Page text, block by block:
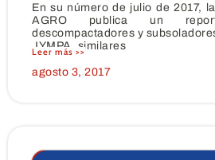
En su número de julio de 2017,
AGRO publica un
descompactadores y
JYMPA, similares
Leer más >>
agosto 3, 2017